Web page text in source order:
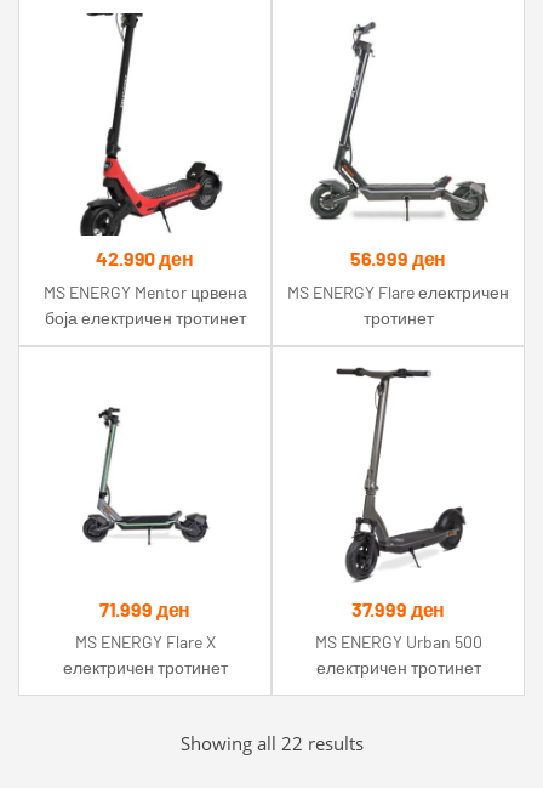
42.990ден
MS ENERGY Mentor црвена
боја електричен тротинет
56.999 ден
MS ENERGY Flare електричен
тротинет
71.999 ден
MS ENERGY Flare X
електричен тротинет
37.999 ден
MS ENERGY Urban 500
електричен тротинет
Showing all 22 resultsSorted